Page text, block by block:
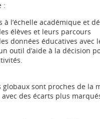
:
l’échelle académique et
élèves et leurs parcours
données éducatives avec
outil d’aide à la décision
sont proches de la
des écarts plus